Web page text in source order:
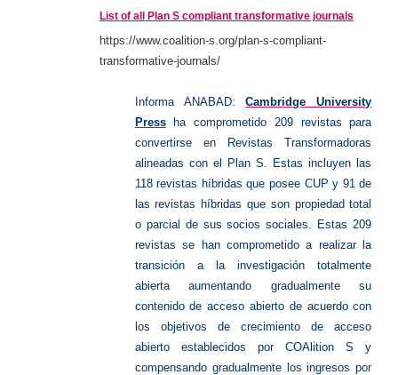
List of all Plan S compliant transformative journals
https://www.coalition-s.org/plan-s-compliant-
transformative-journals/
Informa ANABAD:
Cambridge University
Pressha comprometido 209 revistas para
convertirse en Revistas Transformadoras
alineadas con el Plan S. Estas incluyen las
118 revistas híbridas que posee CUP y 91 de
las revistas híbridas que son propiedad total
o parcial de sus socios sociales. Estas 209
revistas se han comprometido a realizar la
transición a la investigación totalmente
abierta aumentando gradualmente su
contenido de acceso abierto de acuerdo con
los objetivos de crecimiento de acceso
abierto establecidos por COAlition S y
compensando gradualmente los ingresos por